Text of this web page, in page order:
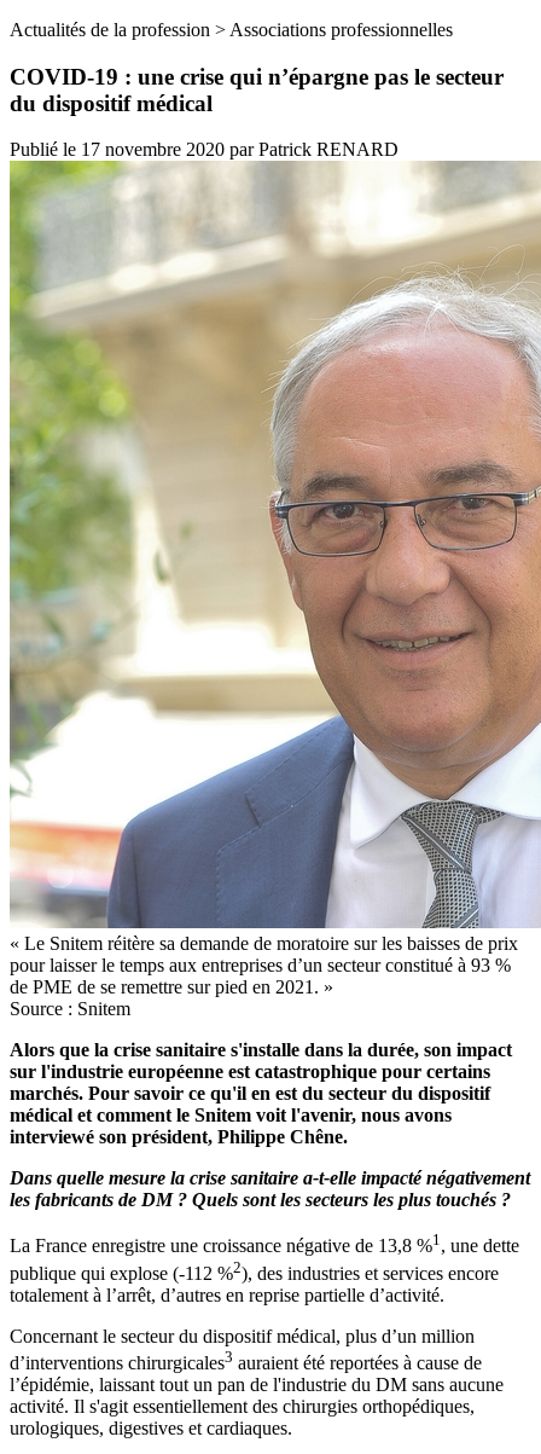
Actualités de la profession > Associations professionnelles
COVID-19 : une crise qui n’épargne pas le secteur
du dispositif médical
Publié le 17 novembre 2020 parPatrick RENARD
« Le Snitem réitère sa demande de moratoire sur les baisses de prix
pour laisser le temps aux entreprises d’un secteur constitué à 93 %
de PME de se remettre sur pied en 2021. »
Source : Snitem
Alors que la crise sanitaire s'installe dans la durée, son impact
sur l'industrie européenne est catastrophique pour certains
marchés. Pour savoir ce qu'il en est du secteur du dispositif
médical et comment le Snitem voit l'avenir, nous avons
interviewé son président, Philippe Chêne.
Dans quelle mesure la crise sanitaire a-t-elle impacté négativement
les fabricants de DM ? Quels sont les secteurs les plus touchés ?
La France enregistre une croissance négative de 13,8 %1, une dette
publique qui explose (-112 %2), des industries et services encore
totalement à l’arrêt, d’autres en reprise partielle d’activité.
Concernant le secteur du dispositif médical, plus d’un million
d’interventions chirurgicales3 auraient été reportées à cause de
l’épidémie, laissant tout un pan de l'industrie du DM sans aucune
activité. Il s'agit essentiellement des chirurgies orthopédiques,
urologiques, digestives et cardiaques.